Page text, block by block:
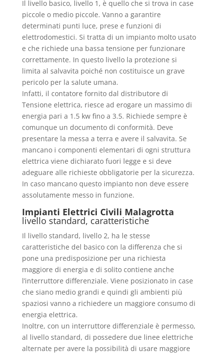
Il livello basico, livello 1, è quello che si trova in case
piccole o medio piccole. Vanno a garantire
determinati punti luce, prese e funzioni di
elettrodomestici. Si tratta di un impianto molto usato
e che richiede una bassa tensione per funzionare
correttamente. In questo livello la protezione si
limita al salvavita poiché non costituisce un grave
pericolo per la salute umana.
Infatti, il contatore fornito dal distributore di
Tensione elettrica, riesce ad erogare un massimo di
energia pari a 1.5 kw fino a 3.5. Richiede sempre è
comunque un documento di conformità. Deve
presentare la messa a terra e avere il salvavita. Se
mancano i componenti elementari di ogni struttura
elettrica viene dichiarato fuori legge e si deve
adeguare alle richieste obbligatorie per la sicurezza.
In caso mancano questo impianto non deve essere
assolutamente messo in funzione.
Impianti Elettrici Civili Malagrotta
livello standard, caratteristiche
Il livello standard, livello 2, ha le stesse
caratteristiche del basico con la differenza che si
pone una predisposizione per una richiesta
maggiore di energia e di solito contiene anche
l’interruttore differenziale. Viene posizionato in case
che siano medio grandi e quindi gli ambienti più
spaziosi vanno a richiedere un maggiore consumo di
energia elettrica.
Inoltre, con un interruttore differenziale è permesso,
al livello standard, di possedere due linee elettriche
alternate per avere la possibilità di usare maggiore